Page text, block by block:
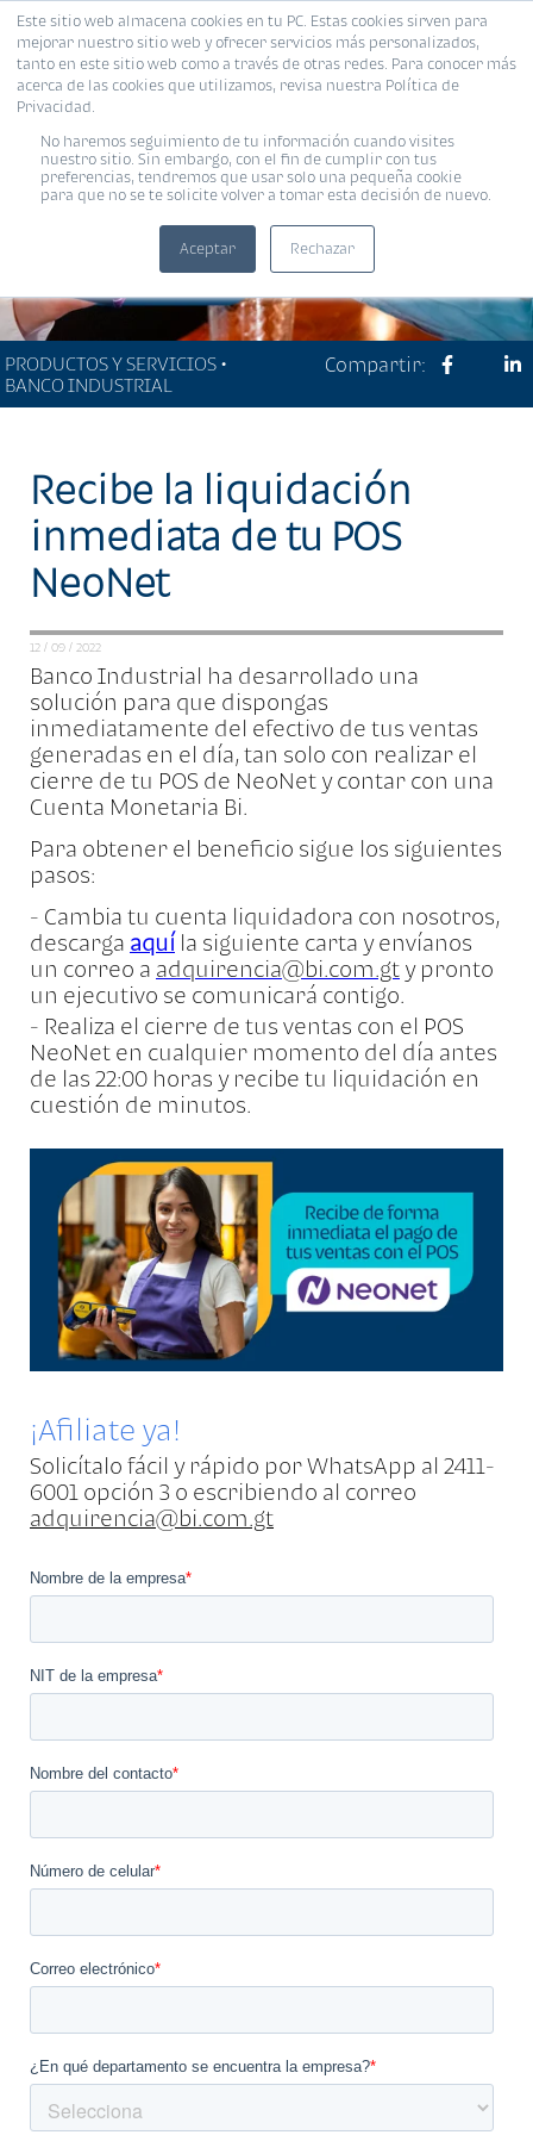
Este sitio web almacena cookies en tu PC. Estas cookies sirven para
mejorar nuestro sitio web y ofrecer servicios más personalizados,
tanto en este sitio web como a través de otras redes. Para conocer más
acerca de las cookies que utilizamos, revisa nuestra Política de
Privacidad.
No haremos seguimiento de tu información cuando visites
nuestro sitio. Sin embargo, con el fin de cumplir con tus
preferencias, tendremos que usar solo una pequeña cookie
para que no se te solicite volver a tomar esta decisión de nuevo.
Aceptar Rechazar
MENÚ
PRODUCTOS Y SERVICIOS •
BANCO INDUSTRIAL
Compartir:
Recibe la liquidación
inmediata de tu POS
NeoNet
12 / 09 / 2022
Banco Industrial ha desarrollado una
solución para que dispongas
inmediatamente del efectivo de tus ventas
generadas en el día, tan solo con realizar el
cierre de tu POS de NeoNet y contar con una
Cuenta Monetaria Bi.
Para obtener el beneficio sigue los siguientes
pasos:
- Cambia tu cuenta liquidadora con nosotros,
descarga aquí la siguiente carta y envíanos
un correo a adquirencia@bi.com.gt y pronto
un ejecutivo se comunicará contigo.
- Realiza el cierre de tus ventas con el POS
NeoNet en cualquier momento del día antes
de las 22:00 horas y recibe tu liquidación en
cuestión de minutos.
¡Afiliate ya!
Solicítalo fácil y rápido por WhatsApp al 2411-
6001 opción 3 o escribiendo al correo
adquirencia@bi.com.gt